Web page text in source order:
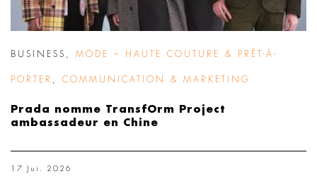
BUSINESS MODE – HAUTE COUTURE & PRÊT-À-
PORTER COMMUNICATION & MARKETING
Prada nomme TransfOrm Project
ambassadeur en Chine
17 Jui. 2026